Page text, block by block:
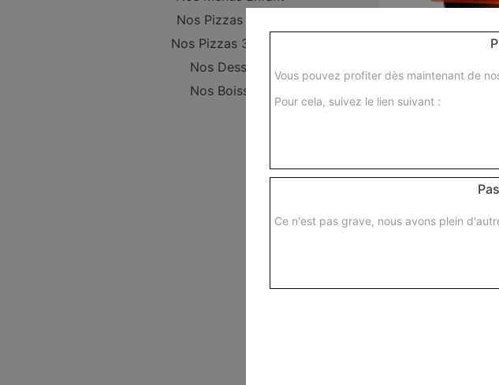
Nos Pizzas 29 cm
Nos Pizzas 34,5 cm
Nos Desserts
Nos Boissons
menu enfant
Vous pouvez profiter dès maintenant de
Pour cela, suivez le lien suivant :
Ce n'est pas grave, nous avons plein